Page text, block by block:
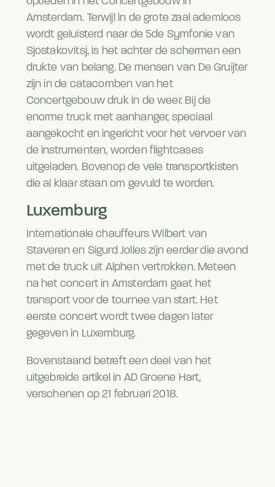
Amsterdam. Terwijl in de grote zaal ademloos
wordt geluisterd naar de 5de Symfonie van
Sjostakovitsj, is het achter de schermen een
drukte van belang. De mensen van De Gruijter
zijn in de catacomben van het
Concertgebouw druk in de weer. Bij de
enorme truck met aanhanger, speciaal
aangekocht en ingericht voor het vervoer van
de instrumenten, worden flightcases
uitgeladen. Bovenop de vele transportkisten
die al klaar staan om gevuld te worden.
Luxemburg
Internationale chauffeurs Wilbert van
Staveren en Sigurd Jolles zijn eerder die avond
met de truck uit Alphen vertrokken. Meteen
na het concert in Amsterdam gaat het
transport voor de tournee van start. Het
eerste concert wordt twee dagen later
gegeven in Luxemburg.
Bovenstaand betreft een deel van het
uitgebreide artikel in AD Groene Hart,
verschenen op 21 februari 2018.